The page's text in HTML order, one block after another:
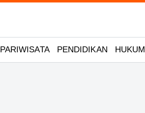
PARIWISATA PENDIDIKAN HUKUM